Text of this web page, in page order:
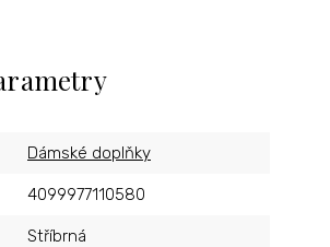
Dámské doplňky
4099977110580
Stříbrná